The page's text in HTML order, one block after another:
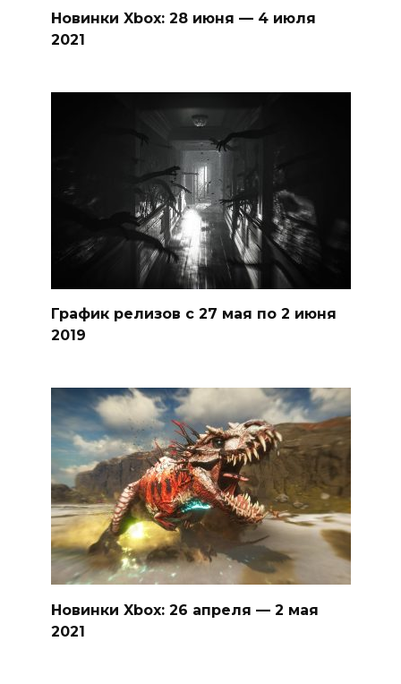
Новинки Xbox: 28 июня — 4 июля
2021
График релизов с 27 мая по 2 июня
2019
Новинки Xbox: 26 апреля — 2 мая
2021